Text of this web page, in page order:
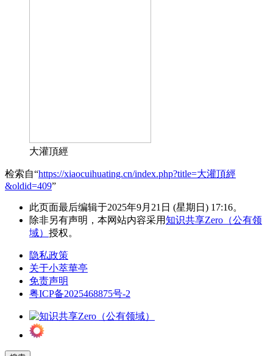
大灌頂經
检索自“https://xiaocuihuating.cn/index.php?title=大灌頂經
&oldid=409”
此页面最后编辑于2025年9月21日 (星期日) 17:16。
除非另有声明，本网站内容采用知识共享Zero（公有领
域） 授权。
隐私政策
关于小萃華亭
免责声明
粤ICP备2025468875号-2